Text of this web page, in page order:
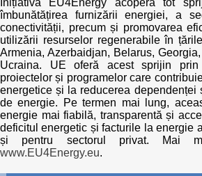
Inițiativa EU4Energy acoperă tot
îmbunătățirea furnizării energiei, a
conectivității, precum și promovarea
utilizării resurselor regenerabile în
Armenia, Azerbaidjan, Belarus,
Ucraina. UE oferă acest sprijin prin
proiectelor și programelor care
energetice și la reducerea dependenței
de energie. Pe termen mai lung,
energie mai fiabilă, transparentă și
deficitul energetic și facturile la energie
și pentru sectorul privat. Mai
www.EU4Energy.eu.